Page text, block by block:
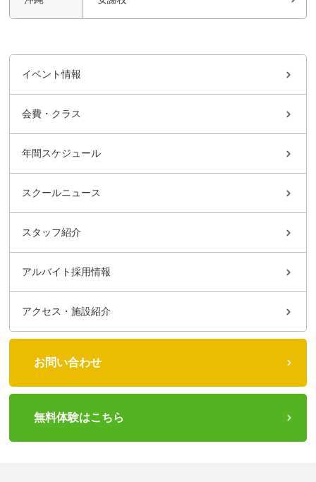
イベント情報
会費・クラス
年間スケジュール
スクールニュース
スタッフ紹介
アルバイト採用情報
アクセス・施設紹介
お問い合わせ
無料体験はこちら